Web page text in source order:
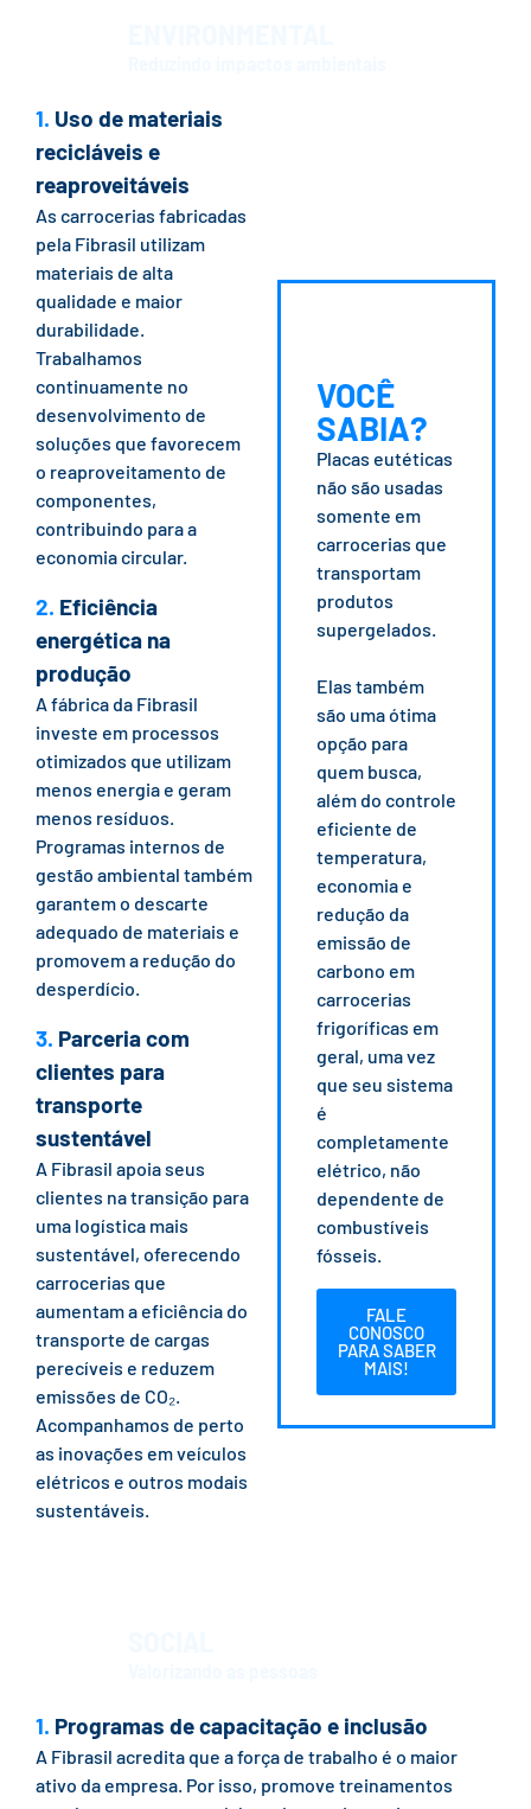
1. Uso de materiais
recicláveis e
reaproveitáveis
As carrocerias fabricadas
pela Fibrasil utilizam
materiais de alta
qualidade e maior
durabilidade.
Trabalhamos
continuamente no
desenvolvimento de
soluções que favorecem
o reaproveitamento de
componentes,
contribuindo para a
economia circular.
2. Eficiência
energética na
produção
A fábrica da Fibrasil
investe em processos
otimizados que utilizam
menos energia e geram
menos resíduos.
Programas internos de
gestão ambiental também
garantem o descarte
adequado de materiais e
promovem a redução do
desperdício.
3. Parceria com
clientes para
transporte
sustentável
A Fibrasil apoia seus
clientes na transição para
uma logística mais
sustentável, oferecendo
carrocerias que
aumentam a eficiência do
transporte de cargas
perecíveis e reduzem
emissões de CO₂.
Acompanhamos de perto
as inovações em veículos
elétricos e outros modais
sustentáveis.
VOCÊ
SABIA?
Placas eutéticas
não são usadas
somente em
carrocerias que
transportam
produtos
supergelados.
Elas também
são uma ótima
opção para
quem busca,
além do controle
eficiente de
temperatura,
economia e
redução da
emissão de
carbono em
carrocerias
frigoríficas em
geral, uma vez
que seu sistema
é
completamente
elétrico, não
dependente de
combustíveis
fósseis.
FALE
CONOSCO
PARA SABER
MAIS!
1. Programas de capacitação e inclusão
A Fibrasil acredita que a força de trabalho é o maior
ativo da empresa. Por isso, promove treinamentos